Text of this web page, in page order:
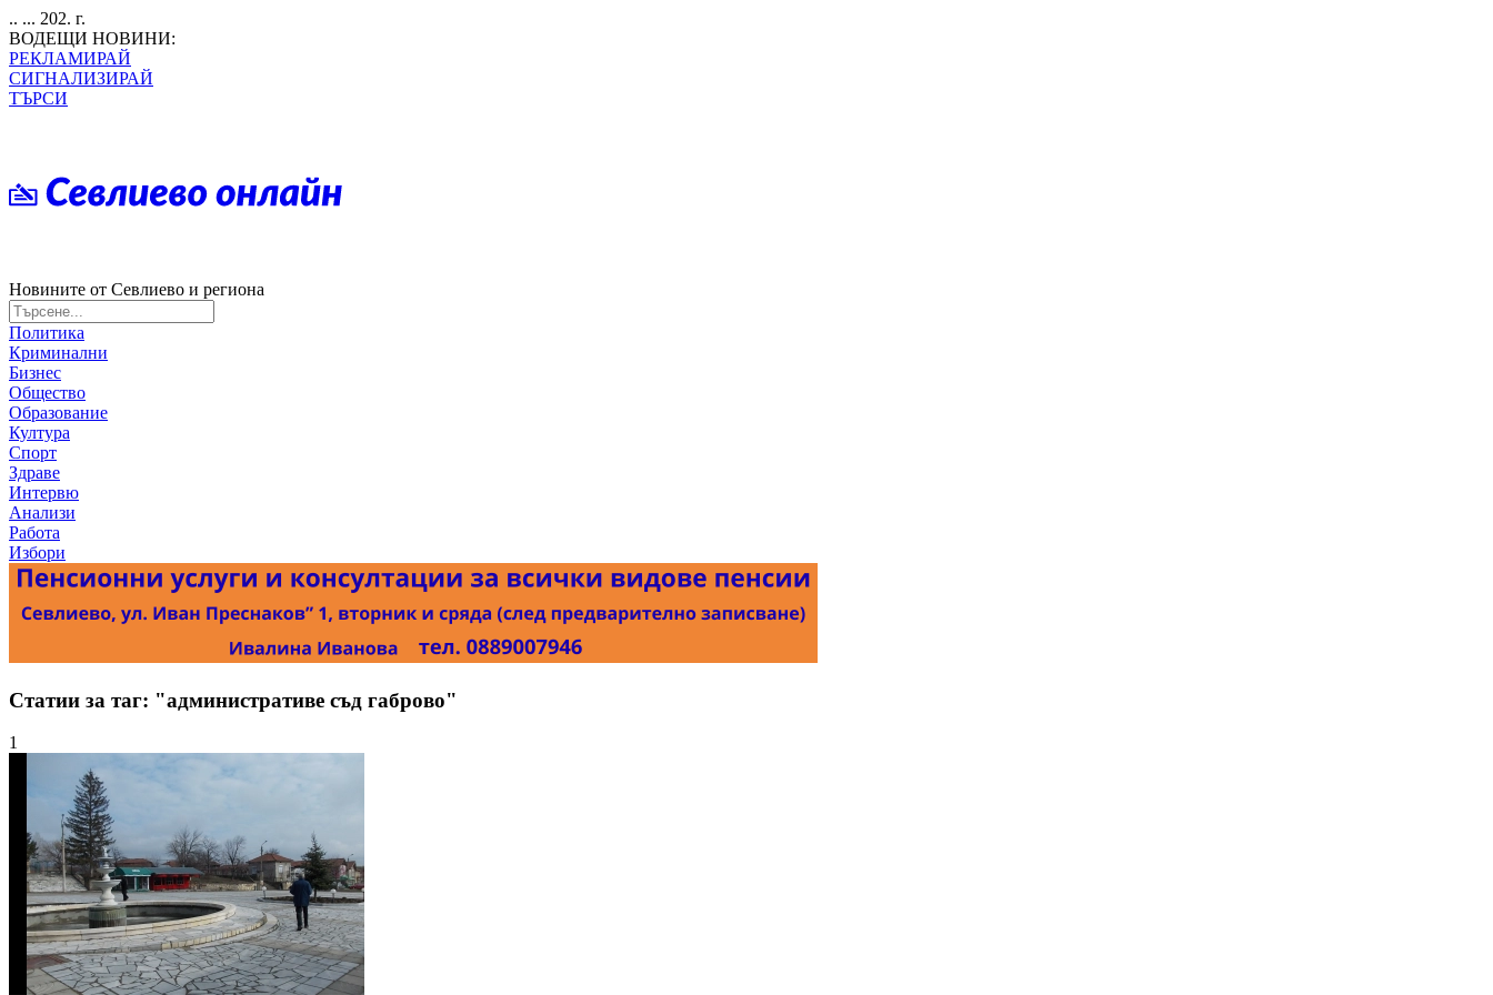
.. ... 202. г.
ВОДЕЩИ НОВИНИ:
РЕКЛАМИРАЙ
СИГНАЛИЗИРАЙ
ТЪРСИ
Новините от Севлиево и региона
Политика
Криминални
Бизнес
Общество
Образование
Култура
Спорт
Здраве
Интервю
Анализи
Работа
Избори
Статии за таг: "административе съд габрово"
1